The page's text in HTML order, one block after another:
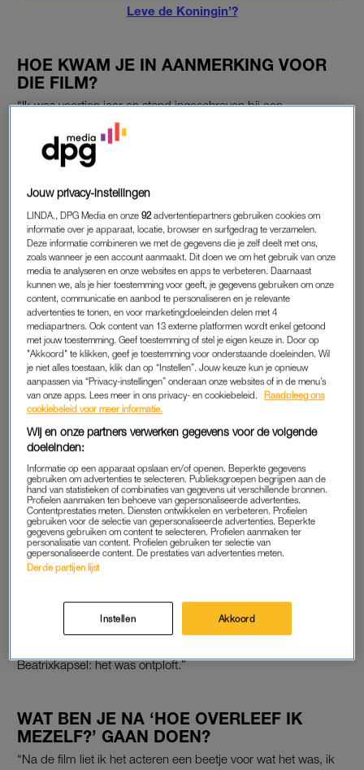
Leve de Koningin’?
HOE KWAM JE IN AANMERKING VOOR
DIE FILM?
“Ik was veertien jaar en stond ingeschreven bij een
castingbureau. Bij verschillende audities dacht ik van te voren
al dat ik het toch niet zou worden, maar bij
mezelf?,gebaseerd op de gelijknamige boekenserie van
voor de rol van Jonas, de beste vriend van hoofdrolspeler
Rosa. Jonas dichtte, dus voor mijn auditie moest ik een
gedicht schrijven en voorlezen. Ook had ik een gesprek via
een webcam, want Rosa en ik hadden ‘i.v.’ (internet
verkering). En dat ging blijkbaar goed. Ik kan me nog steeds
herinneren hoe mijn moeder gillend riep: ‘Pascal, je hebt de
rol!’.”
JE SPEELDE EEN VAN DE
HOOFDROLLEN, HOE WAS DAT?
“Het was een groot feest. De cast, de regisseur, iedereen was
aardig en relaxt. Omdat ik zo jong was hoefde ik niet al te veel
voor te bereiden. Voor de opnames werd me verteld wat ik
moest zeggen. Als je zo jong bent en de woorden worden je
via een script in de mond gelegd, dan is dat denk ik lastig. Ik
was vrij in mijn spel.”
HEB JE NOG EEN LEUKE ANEKDOTE UIT
“Het eerste wat me te binnen schiet is dat ik mijn haren moest
laten groeien. En ik moet je zeggen: dat liep een beetje uit de
Beatrixkapsel: het was ontploft.”
WAT BEN JE NA ‘HOE OVERLEEF IK
MEZELF?’ GAAN DOEN?
“Na de film liet ik het acteren een beetje voor wat het was, ik
Jouw privacy-instellingen
LINDA., DPG Media en onze92 advertentiepartners gebruiken cookies om
informatie over je apparaat, locatie, browser en surfgedrag te verzamelen.
Deze informatie combineren we met de gegevens die je zelf deelt met ons,
zoals wanneer je een account aanmaakt. Dit doen we om het gebruik van onze
media te analyseren en onze websites en apps te verbeteren. Daarnaast
kunnen we, als je hier toestemming voor geeft, je gegevens gebruiken om onze
content, communicatie en aanbod te personaliseren en je relevante
advertenties te tonen, en voor marketingdoeleinden delen met 4
mediapartners. Ook content van 13 externe platformen wordt enkel getoond
met jouw toestemming. Geef toestemming of stel je eigen keuze in. Door op
"Akkoord" te klikken, geef je toestemming voor onderstaande doeleinden. Wil
je niet alles toestaan, klik dan op “Instellen”. Jouw keuze kun je opnieuw
aanpassen via “Privacy-instellingen” onderaan onze websites of in de menu’s
van onze apps. Lees meer in ons privacy- en cookiebeleid.
Raadpleeg ons
cookiebeleid voor meer informatie.
Wij en onze partners verwerken gegevens voor de volgende
doeleinden:
Informatie op een apparaat opslaan en/of openen. Beperkte gegevens
gebruiken om advertenties te selecteren. Publieksgroepen begrijpen aan de
hand van statistieken of combinaties van gegevens uit verschillende bronnen.
Profielen aanmaken ten behoeve van gepersonaliseerde advertenties.
Contentprestaties meten. Diensten ontwikkelen en verbeteren. Profielen
gebruiken voor de selectie van gepersonaliseerde advertenties. Beperkte
gegevens gebruiken om content te selecteren. Profielen aanmaken ter
personalisatie van content. Profielen gebruiken ter selectie van
gepersonaliseerde content. De prestaties van advertenties meten.
Derde partijen lijst
Instellen Akkoord